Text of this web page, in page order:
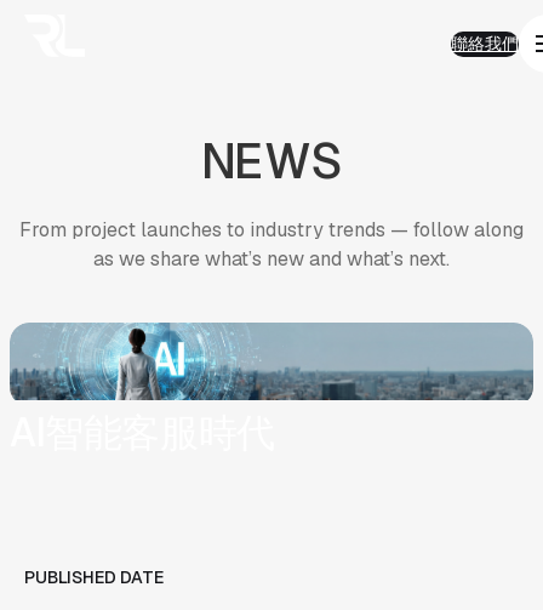
企業應用
永續發展
Solution
AI搜尋優化
SEO搜尋優化
房地產業
ESG
成效與優化策略
聯絡我們
NEWS
From project launches to industry trends — follow along
as we share what’s new and what’s next.
PUBLISHED DATE